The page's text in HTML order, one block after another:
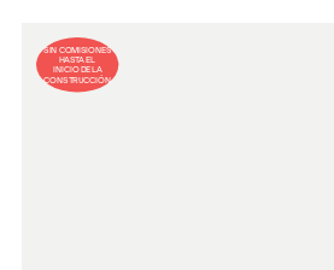
SIN COMISIONES
HASTA EL
INICIO DE LA
CONSTRUCCIÓN